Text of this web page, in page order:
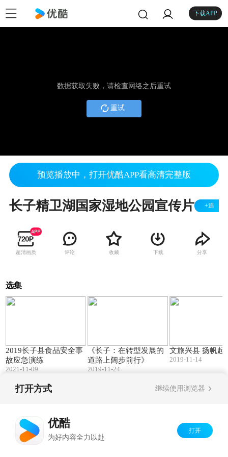
下载APP
数据获取失败，请检查网络之后重试
重试
预览播放中，打开优酷APP看高清完整版
长子精卫湖国家湿地公园宣传片 +追
超清画质 评论 收藏 下载 分享
选集
2019长子县食品安全事
故应急演练
2021-11-09
《长子：在转型发展的
道路上阔步前行》
2019-11-24
文旅兴县 扬帆起
2019-11-14
打开方式 继续使用浏览器
优酷
为好内容全力以赴
打开